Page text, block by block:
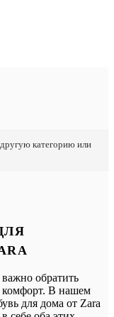
категорию или
обратить
комфорт. В нашем
для дома от Zara